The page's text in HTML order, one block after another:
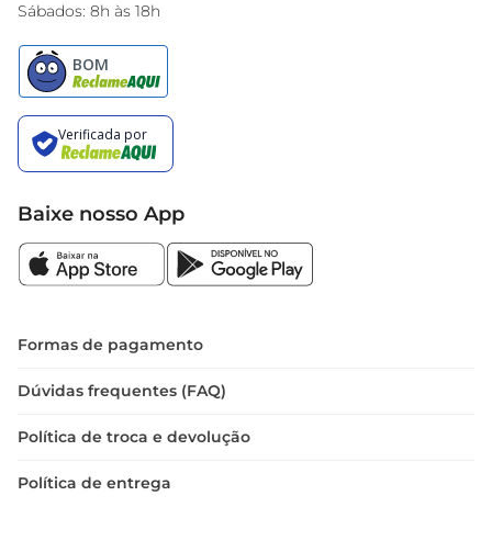
Sábados: 8h às 18h
Baixe nosso App
Formas de pagamento
Dúvidas frequentes (FAQ)
Política de troca e devolução
Política de entrega